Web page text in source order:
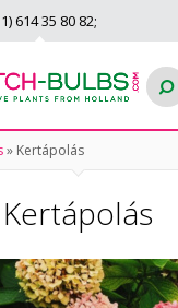
614 35 80 82;
» Kertápolás
Kertápolás